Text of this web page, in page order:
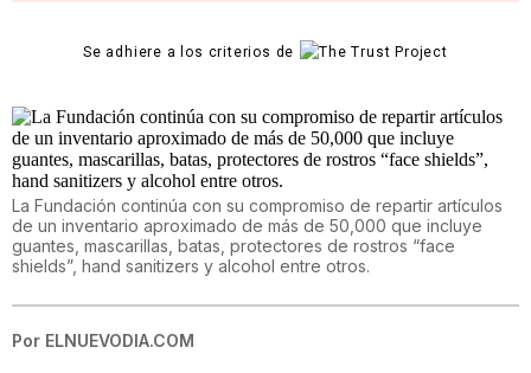
Se adhiere a los criterios de
La Fundación continúa con su compromiso de repartir artículos
de un inventario aproximado de más de 50,000 que incluye
guantes, mascarillas, batas, protectores de rostros “face
shields”, hand sanitizers y alcohol entre otros.
Por ELNUEVODIA.COM